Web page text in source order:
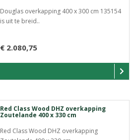
Douglas overkapping 400 x 300 cm 135154
is uit te breid..
€ 2.080,75
Red Class Wood DHZ overkapping
Zoutelande 400 x 330 cm
Red Class Wood DHZ overkapping